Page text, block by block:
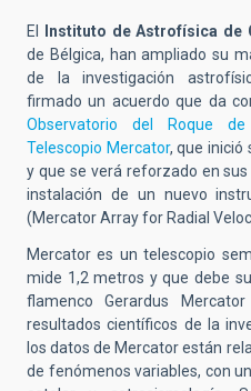
El Instituto de Astrofísica de
de Bélgica, han ampliado su
de la investigación
firmado un acuerdo que da
Observatorio del Roque
Telescopio Mercator, que inició
y que se verá reforzado en
instalación de un nuevo
(Mercator Array for Radial
Mercator es un telescopio
mide 1,2 metros y que debe
flamenco Gerardus
resultados científicos de la
los datos de Mercator están
de fenómenos variables, con